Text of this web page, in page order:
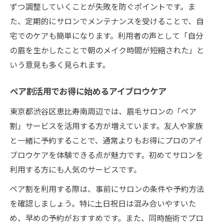
ずつ調整していくことが失敗を防ぐポイントです。ま
た、定期的にサロンでメンテナンスを受けることで、自
宅でのケアも簡単になります。利用者の声として「自分
の眉を生かしたことで朝のメイク時間が短縮された」と
いう意見も多く見られます。
ペア割活用でお得に始めるアイブロウケア
東京都渋谷区恵比寿南周辺では、眉毛サロンの「ペア
割」サービスを活用する方が増えています。友人や家族
と一緒に予約することで、通常よりもお得にプロのアイ
ブロウケアを体験できる点が魅力です。初めてサロンを
利用する方にも人気のサービスです。
ペア割を利用する際は、事前にサロンの条件や予約方法
を確認しましょう。特に土日祝日は混み合いやすいた
め、早めの予約がおすすめです。また、同時施術でプロ